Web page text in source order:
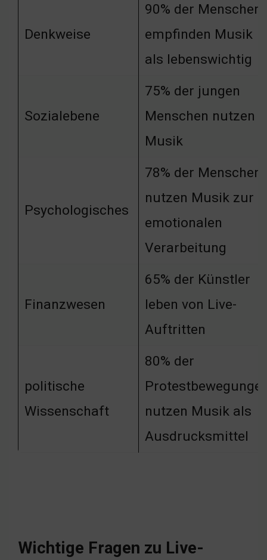
Denkweise
90% der Menschen
empfinden Musik
als lebenswichtig
Sozialebene
75% der jungen
Menschen nutzen
Musik
Psychologisches
78% der Menschen
nutzen Musik zur
emotionalen
Verarbeitung
Finanzwesen
65% der Künstler
leben von Live-
Auftritten
politische
Wissenschaft
80% der
nutzen Musik als
Ausdrucksmittel
Wichtige Fragen zu Live-